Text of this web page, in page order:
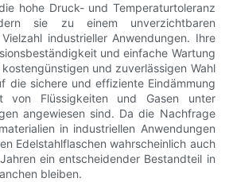
hohe Druck- und Temperaturtoleranz
sie zu einem unverzichtbaren
industrieller Anwendungen. Ihre
und einfache Wartung
und zuverlässigen Wahl
die sichere und effiziente Eindämmung
von Flüssigkeiten und Gasen unter
angewiesen sind. Da die Nachfrage
in industriellen Anwendungen
Edelstahlflaschen wahrscheinlich auch
ein entscheidender Bestandteil in
bleiben.